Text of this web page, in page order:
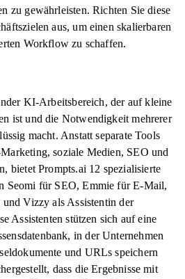
zu gewährleisten. Richten Sie diese
aus, um einen skalierbaren
Workflow zu schaffen.
KI-Arbeitsbereich, der auf kleine
ist und die Notwendigkeit mehrerer
macht. Anstatt separate Tools
soziale Medien, SEO und
bietet Prompts.ai 12 spezialisierte
Seomi für SEO, Emmie für E-Mail,
Vizzy als Assistentin der
Assistenten stützen sich auf eine
in der Unternehmen
und URLs speichern
dass die Ergebnisse mit